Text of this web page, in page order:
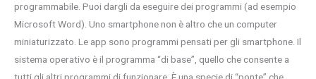
programmabile. Puoi dargli da eseguire dei programmi (ad esempio
Microsoft Word). Uno smartphone non è altro che un computer
miniaturizzato. Le app sono programmi pensati per gli smartphone. Il
sistema operativo è il programma “di base”, quello che consente a